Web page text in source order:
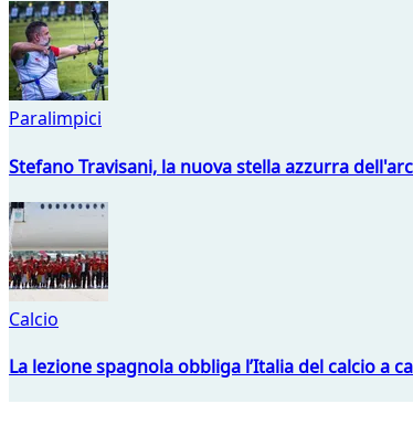
Paralimpici
Stefano Travisani, la nuova stella azzurra
Calcio
La lezione spagnola obbliga l’Italia del calcio a